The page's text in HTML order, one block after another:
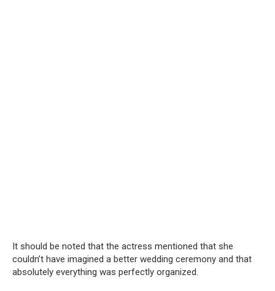
It should be noted that the actress mentioned that she
couldn’t have imagined a better wedding ceremony and that
absolutely everything was perfectly organized.